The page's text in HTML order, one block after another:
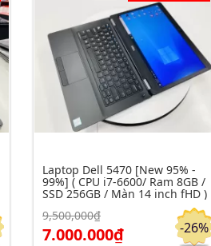
Click để xem chi tiết Đặt hàng
Laptop Dell 5470 [New 95% -
99%] ( CPU i7-6600/ Ram 8GB /
SSD 256GB / Màn 14 inch fHD )
9,500,000₫
7.000.000₫ -26%